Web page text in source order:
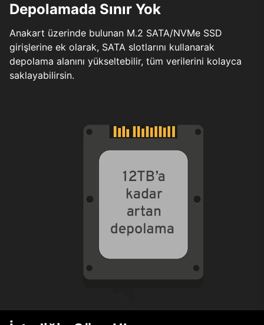
Depolamada Sınır Yok
Anakart üzerinde bulunan M.2 SATA/NVMe SSD
girişlerine ek olarak, SATA slotlarını kullanarak
depolama alanını yükseltebilir, tüm verilerini kolayca
saklayabilirsin.